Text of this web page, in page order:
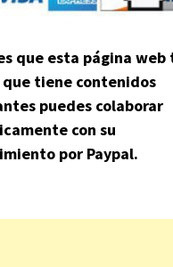
que esta página web
tiene contenidos
puedes colaborar
con su
por Paypal.